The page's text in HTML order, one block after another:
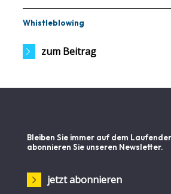
Whistleblowing
zum Beitrag
Bleiben Sie immer auf dem
abonnieren Sie unseren Newsletter.
jetzt abonnieren